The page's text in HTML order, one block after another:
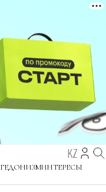
KZ
ГЕДОНИЗМИНТЕРЕСЫ